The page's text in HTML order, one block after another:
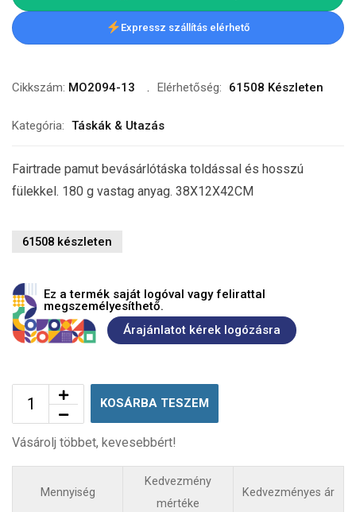
Expressz szállítás elérhető
Cikkszám: MO2094-13 Elérhetőség: 61508 Készleten
Kategória: Táskák & Utazás
Fairtrade pamut bevásárlótáska toldással és hosszú
fülekkel. 180 g vastag anyag. 38X12X42CM
61508 készleten
Ez a termék saját logóval vagy felirattal
megszemélyesíthető.
Árajánlatot kérek logózásra
KOSÁRBA TESZEM
Vásárolj többet, kevesebbért!
Mennyiség
Kedvezmény
mértéke
Kedvezményes ár